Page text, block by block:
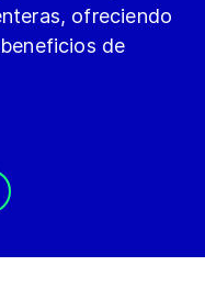
ofreciendo
de